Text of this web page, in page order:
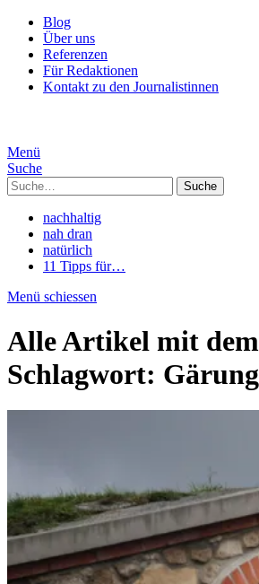
Blog
Über uns
Referenzen
Für Redaktionen
Kontakt zu den Journalistinnen
Menü
Suche
Suche
nachhaltig
nah dran
natürlich
11 Tipps für…
Menü schiessen
Alle Artikel mit dem
Schlagwort: Gärung